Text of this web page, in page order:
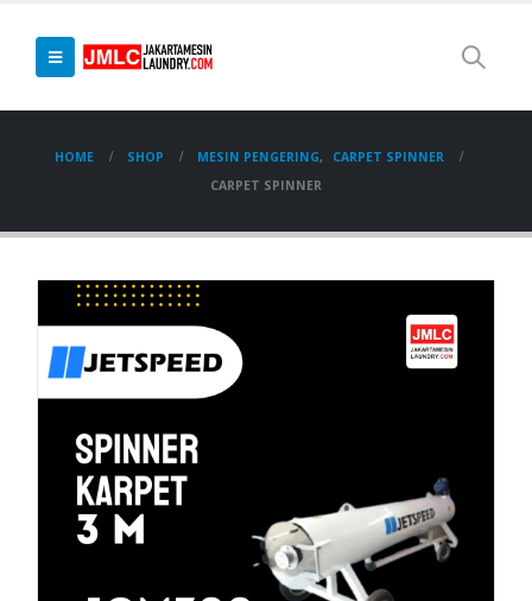
HOME SHOP MESIN PENGERING,
CARPET SPINNER
CARPET SPINNER